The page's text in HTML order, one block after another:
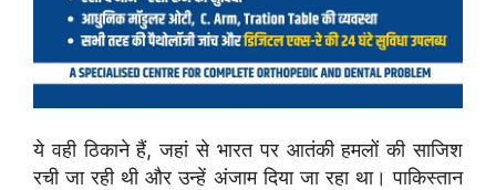
ये वही ठिकाने हैं, जहां से भारत पर आतंकी हमलों की साजिश
रची जा रही थी और उन्हें अंजाम दिया जा रहा था। पाकिस्तान